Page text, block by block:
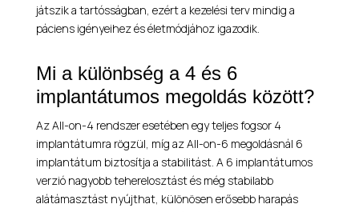
játszik a tartósságban, ezért a kezelési terv mindig a
páciens igényeihez és életmódjához igazodik.
Mi a különbség a 4 és 6
implantátumos megoldás között?
Az All-on-4 rendszer esetében egy teljes fogsor 4
implantátumra rögzül, míg az All-on-6 megoldásnál 6
implantátum biztosítja a stabilitást. A 6 implantátumos
verzió nagyobb teherelosztást és még stabilabb
alátámasztást nyújthat, különösen erősebb harapás